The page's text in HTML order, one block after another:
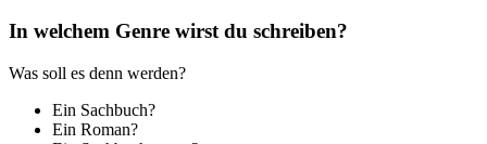
In welchem Genre wirst du schreiben?
Was soll es denn werden?
Ein Sachbuch?
Ein Roman?